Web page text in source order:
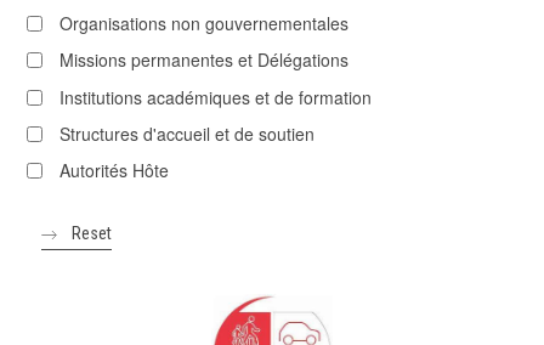
Organisations non gouvernementales
Missions permanentes et Délégations
Institutions académiques et de formation
Structures d'accueil et de soutien
Autorités Hôte